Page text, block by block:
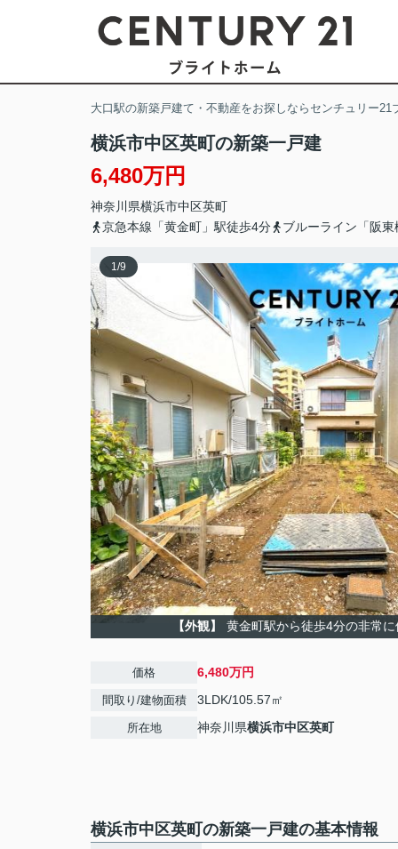
大口駅の新築戸建て・不動産をお探しならセンチュリー21
横浜市中区英町の新築一戸建
6,480万円
神奈川県横浜市中区英町
京急本線「黄金町」駅徒歩4分
ブルーライン「阪
1/9
【外観】 黄金町駅から徒歩4分の非常
価格 6,480万円
間取り/建物面積 3LDK/105.57㎡
所在地 神奈川県横浜市中区英町
横浜市中区英町の新築一戸建の基本情報